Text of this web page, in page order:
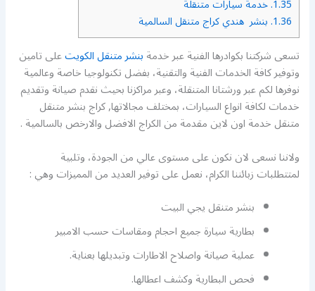
1.35. خدمة سيارات متنقلة
1.36. بنشر هندي كراج متنقل السالمية
تسعى شركتنا بكوادرها الفنية عبر خدمةبنشر متنقل الكويتعلى تامين
وتوفير كافة الخدمات الفنية والتقنية، بفضل تكنولوجيا خاصة وعالمية
نوفرها لكم عبر ورشتانا المتنقلة، وعبر مراكزنا بحيث نقدم صيانة وتقديم
خدمات لكافة انواع السيارات، بمختلف مجالاتها, كراج بنشر متنقل
متنقل خدمة اون لاين مقدمة من الكراج الافضل والارخص بالسالمية .
ولاننا نسعى لان نكون على مستوى عالي من الجودة، وتلبية
لمتتطلبات زبائننا الكرام، نعمل على توفير العديد من المميزات وهي :
بنشر متنقل يجي البيت
بطارية سيارة جميع احجام ومقاسات حسب الامبير
عملية صيانة واصلاح الاطارات وتبديلها بعناية.
فحص البطارية وكشف اعطالها.